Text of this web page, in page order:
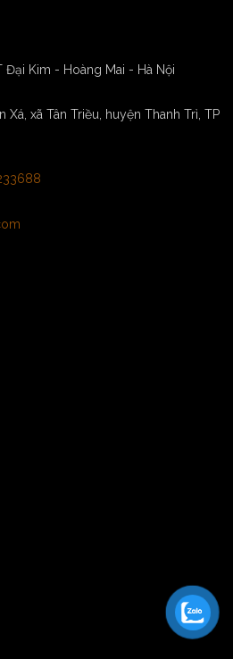
Đại Kim - Hoàng Mai - Hà Nội
Xá, xã Tân Triều, huyện Thanh Trì, TP